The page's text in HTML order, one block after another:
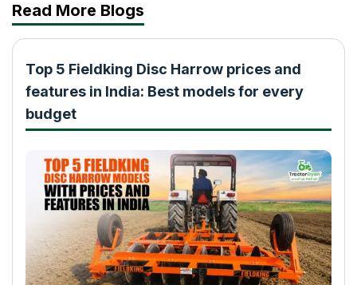
Read More Blogs
Top 5 Fieldking Disc Harrow prices and
features in India: Best models for every
budget